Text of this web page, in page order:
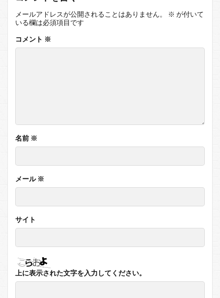
メールアドレスが公開されることはありません。 ※ が付いて
いる欄は必須項目です
コメント ※
名前 ※
メール ※
サイト
上に表示された文字を入力してください。